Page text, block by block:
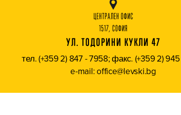
ЦЕНТРАЛЕН ОФИС
1517, СОФИЯ
УЛ. ТОДОРИНИ КУКЛИ 47
тел. (+359 2) 847 - 7958; факс. (+359 2)
e-mail: office@levski.bg